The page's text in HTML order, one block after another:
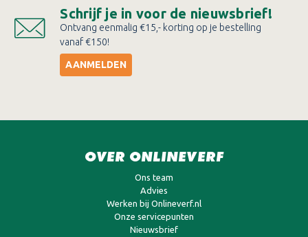
Schrijf je in voor de nieuwsbrief!
Ontvang eenmalig €15,- korting op je bestelling
vanaf €150!
AANMELDEN
OVER ONLINEVERF
Ons team
Advies
Werken bij Onlineverf.nl
Onze servicepunten
Nieuwsbrief